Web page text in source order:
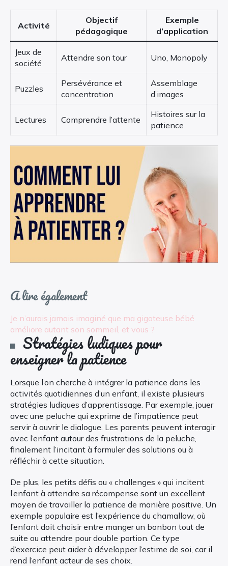
Activité
Objectif
pédagogique
Exemple
d’application
Jeux de
société
Attendre son tour Uno, Monopoly
Puzzles
Persévérance et
concentration
Assemblage
d’images
Lectures Comprendre l’attente
Histoires sur la
patience
A lire également
Je n’aurais jamais imaginé que ma gigoteuse bébé
améliore autant son sommeil, et vous ?
Stratégies ludiques pour
enseigner la patience
Lorsque l’on cherche à intégrer la patience dans les
activités quotidiennes d’un enfant, il existe plusieurs
stratégies ludiques d’apprentissage. Par exemple, jouer
avec une peluche qui exprime de l’impatience peut
servir à ouvrir le dialogue. Les parents peuvent interagir
avec l’enfant autour des frustrations de la peluche,
finalement l’incitant à formuler des solutions ou à
réfléchir à cette situation.
De plus, les petits défis ou « challenges » qui incitent
l’enfant à attendre sa récompense sont un excellent
moyen de travailler la patience de manière positive. Un
exemple populaire est l’expérience du chamallow, où
l’enfant doit choisir entre manger un bonbon tout de
suite ou attendre pour double portion. Ce type
d’exercice peut aider à développer l’estime de soi, car il
rend l’enfant acteur de ses choix.